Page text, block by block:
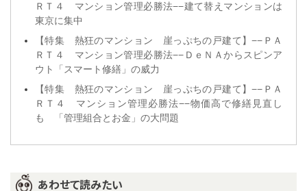
ＲＴ４ マンション管理必勝法−−建て替えマンションは
東京に集中
【特集 熱狂のマンション 崖っぷちの戸建て】−−ＰＡ
ＲＴ４ マンション管理必勝法−−ＤｅＮＡからスピンア
ウト「スマート修繕」の威力
【特集 熱狂のマンション 崖っぷちの戸建て】−−ＰＡ
ＲＴ４ マンション管理必勝法−−物価高で修繕見直し
も 「管理組合とお金」の大問題
あわせて読みたい